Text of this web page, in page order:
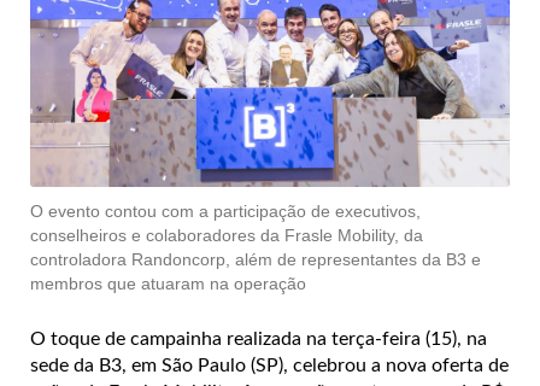
O evento contou com a participação de executivos,
conselheiros e colaboradores da Frasle Mobility, da
controladora Randoncorp, além de representantes da B3 e
membros que atuaram na operação
O toque de campainha realizada na terça-feira (15), na
sede da B3, em São Paulo (SP), celebrou a nova oferta de